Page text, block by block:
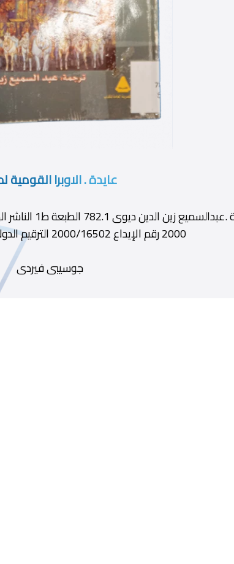
عايدة . الاوبرا القومية
. ترجمة
2000 رقم الإيداع 2000/16502 الترقيم الدولى 977-01-7011-9
جوسيبى فيردى